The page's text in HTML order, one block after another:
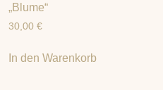
„Blume“
30,00 €
In den Warenkorb